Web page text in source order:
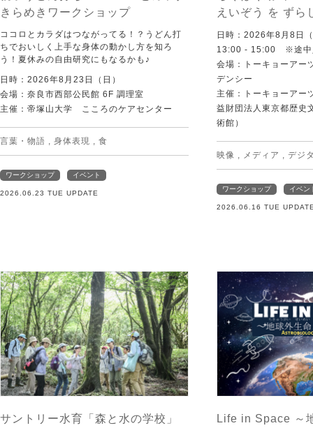
きらめきワークショップ
ココロとカラダはつながってる！？うどん打
ちでおいしく上手な身体の動かし方を知ろ
う！夏休みの自由研究にもなるかも♪
日時：2026年8月23日（日）
会場：奈良市西部公民館 6F 調理室
主催：帝塚山大学 こころのケアセンター
言葉・物語 身体表現 食
ワークショップ イベント
2026.06.23 TUE UPDATE
えいぞう を ず
日時：2026年8月8日
13:00 - 15:00 ※途中
会場：トーキョーアー
デンシー
主催：トーキョーアー
益財団法人東京都歴史
術館）
映像 メディア デジ
ワークショップ イベン
2026.06.16 TUE
サントリー水育「森と水の学校」
Life in Space ～